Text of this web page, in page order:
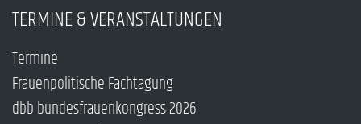
TERMINE & VERANSTALTUNGEN
Termine
Frauenpolitische Fachtagung
dbb bundesfrauenkongress 2026